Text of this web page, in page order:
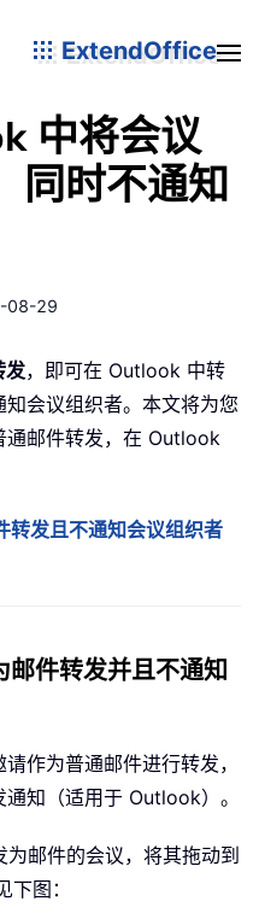
ExtendOffice
中将会议
同时不通知
08-29
发，即可在 Outlook 中转
会议组织者。本文将为您
通邮件转发，在 Outlook
发且不通知会议组织者
件转发并且不通知
作为普通邮件进行转发，
知（适用于 Outlook）。
邮件的会议，将其拖动到
下图：